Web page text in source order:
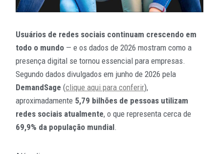
Usuários de redes sociais continuam crescendo em
todo o mundo — e os dados de 2026 mostram como a
presença digital se tornou essencial para empresas.
Segundo dados divulgados em junho de 2026 pela
DemandSage (clique aqui para conferir),
aproximadamente 5,79 bilhões de pessoas utilizam
redes sociais atualmente, o que representa cerca de
69,9% da população mundial.